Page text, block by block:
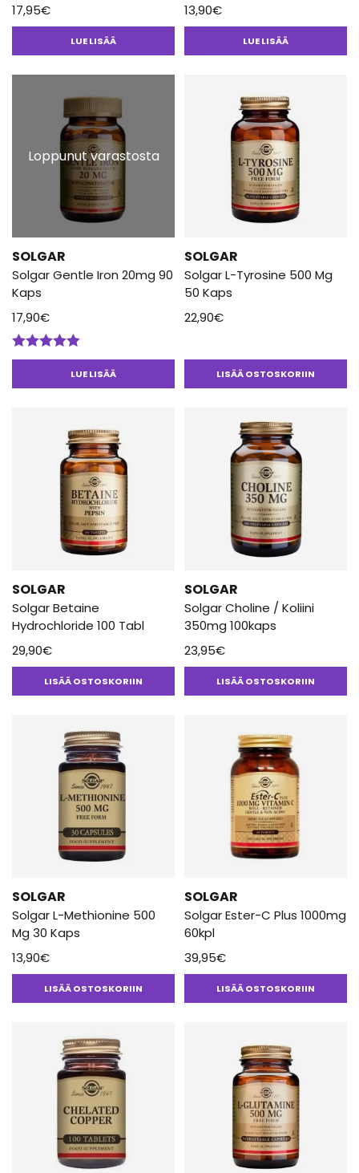
17,95€
LUE LISÄÄ
13,90€
LUE LISÄÄ
Loppunut varastosta
SOLGAR
Solgar Gentle Iron 20mg 90
Kaps
17,90€
Arvostelu
LUE LISÄÄ
SOLGAR
Solgar L-Tyrosine 500 Mg
50 Kaps
22,90€
LISÄÄ OSTOSKORIIN
SOLGAR
Solgar Betaine
Hydrochloride 100 Tabl
29,90€
LISÄÄ OSTOSKORIIN
SOLGAR
Solgar Choline / Koliini
350mg 100kaps
23,95€
LISÄÄ OSTOSKORIIN
SOLGAR
Solgar L-Methionine 500
Mg 30 Kaps
13,90€
LISÄÄ OSTOSKORIIN
SOLGAR
Solgar Ester-C Plus 1000mg
60kpl
39,95€
LISÄÄ OSTOSKORIIN